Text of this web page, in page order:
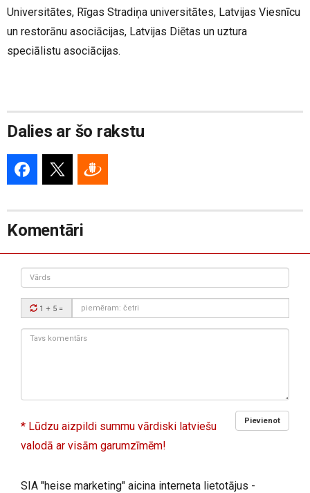
Universitātes, Rīgas Stradiņa universitātes, Latvijas Viesnīcu
un restorānu asociācijas, Latvijas Diētas un uztura
speciālistu asociācijas.
Dalies ar šo rakstu
Komentāri
Vārds
Drošības
kods:
1 + 5 =
Tavs
Pievienot
* Lūdzu aizpildi summu vārdiski latviešu
valodā ar visām garumzīmēm!
SIA "heise marketing" aicina interneta lietotājus -